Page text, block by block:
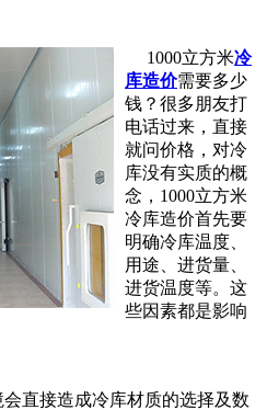
1000立方米冷
库造价需要多少
钱？很多朋友打
电话过来，直接
就问价格，对冷
库没有实质的概
念，1000立方米
冷库造价首先要
明确冷库温度、
用途、进货量、
进货温度等。这
些因素都是影响
会直接造成冷库材质的选择及数